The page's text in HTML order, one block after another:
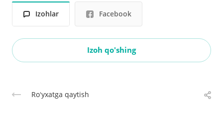
Izohlar Facebook
Izoh qo'shing
Roʻyxatga qaytish